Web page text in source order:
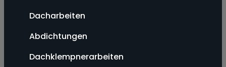
Dacharbeiten
Abdichtungen
Dachklempnerarbeiten